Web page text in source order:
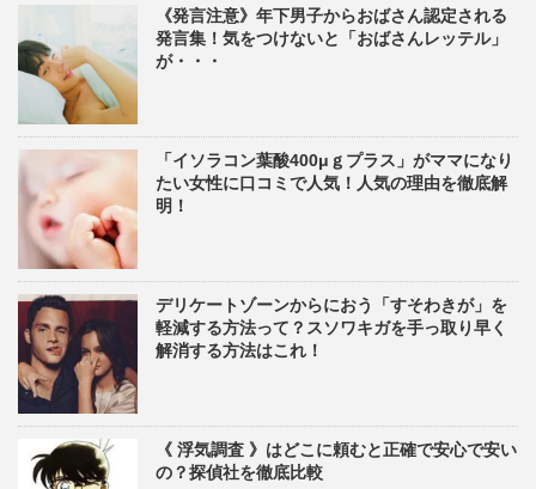
《発言注意》年下男子からおばさん認定される
発言集！気をつけないと「おばさんレッテル」
が・・・
「イソラコン葉酸400μｇプラス」がママになり
たい女性に口コミで人気！人気の理由を徹底解
明！
デリケートゾーンからにおう「すそわきが」を
軽減する方法って？スソワキガを手っ取り早く
解消する方法はこれ！
《 浮気調査 》はどこに頼むと正確で安心で安い
の？探偵社を徹底比較